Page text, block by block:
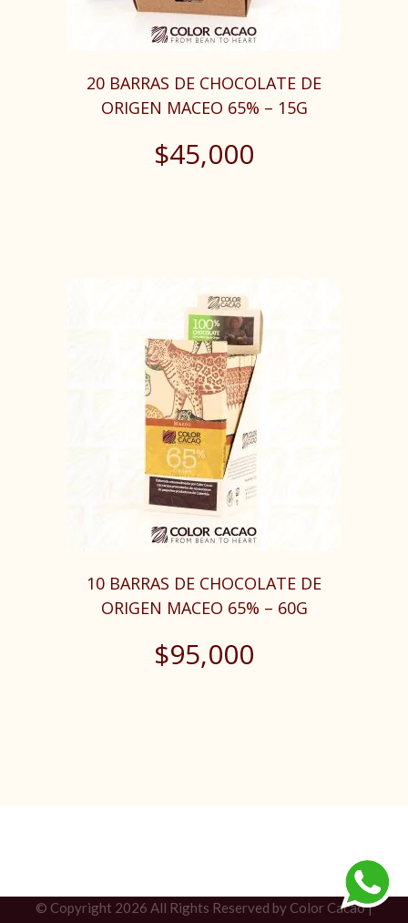
20 BARRAS DE CHOCOLATE DE
ORIGEN MACEO 65% – 15G
$45,000
10 BARRAS DE CHOCOLATE DE
ORIGEN MACEO 65% – 60G
$95,000
© Copyright 2026 All Rights Reserved by Color Cacao |